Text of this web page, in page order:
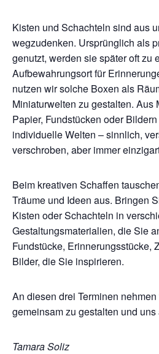
Kisten und Schachteln sind aus
wegzudenken. Ursprünglich als
genutzt, werden sie später oft zu
Aufbewahrungsort für
nutzen wir solche Boxen als
Miniaturwelten zu gestalten. Aus
Papier, Fundstücken oder
individuelle Welten – sinnlich,
verschroben, aber immer
Beim kreativen Schaffen
Träume und Ideen aus. Bringen
Kisten oder Schachteln in
Gestaltungsmaterialien, die Sie
Fundstücke, Erinnerungsstücke,
Bilder, die Sie inspirieren.
An diesen drei Terminen
gemeinsam zu gestalten und
Tamara Soliz